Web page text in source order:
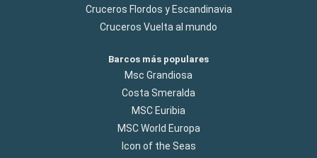
Cruceros Flordos y Escandinavia
Cruceros Vuelta al mundo
Barcos más populares
Msc Grandiosa
Costa Smeralda
MSC Euribia
MSC World Europa
Icon of the Seas